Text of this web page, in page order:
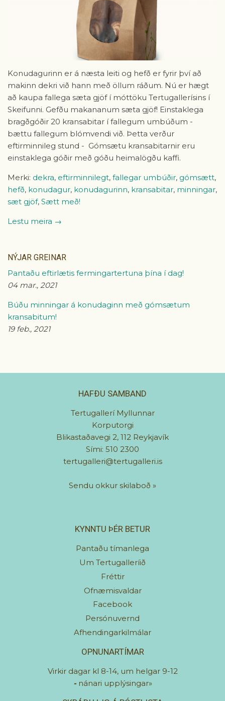
Konudagurinn er á næsta leiti og hefð er fyrir því að
makinn dekri við hann með öllum ráðum. Nú er hægt
að kaupa fallega sæta gjöf í móttöku Tertugallerísins í
Skeifunni. Gefðu makananum sæta gjöf! Einstaklega
bragðgóðir 20 kransabitar í fallegum umbúðum -
bættu fallegum blómvendi við. Þetta verður
eftirminnileg stund - Gómsætu kransabitarnir eru
einstaklega góðir með góðu heimalögðu kaffi.
Merki: dekra, eftirminnilegt, fallegar umbúðir, gómsætt,
hefð, konudagur, konudagurinn, kransabitar, minningar,
sæt gjöf, Sætt með!
Lestu meira →
NÝJAR GREINAR
Pantaðu eftirlætis fermingartertuna þína í dag!
04 mar., 2021
Búðu minningar á konudaginn með gómsætum
kransabitum!
19 feb., 2021
HAFÐU SAMBAND
Tertugallerí Myllunnar
Korputorgi
Blikastaðavegi 2, 112 Reykjavík
Sími: 510 2300
tertugalleri@tertugalleri.is
Sendu okkur skilaboð »
KYNNTU ÞÉR BETUR
Pantaðu tímanlega
Um Tertugalleríið
Fréttir
Ofnæmisvaldar
Facebook
Persónuvernd
Afhendingarkilmálar
OPNUNARTÍMAR
Virkir dagar kl 8-14, um helgar 9-12
- nánari upplýsingar»